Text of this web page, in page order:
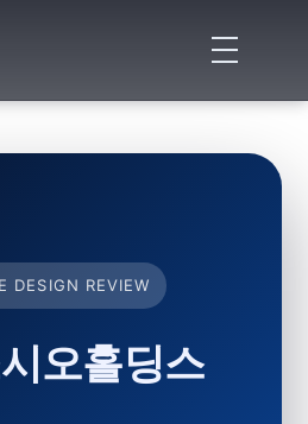
메
뉴
기
DESIGN REVIEW
오홀딩스